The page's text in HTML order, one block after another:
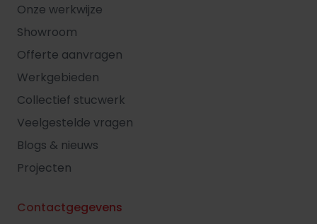
Onze werkwijze
Showroom
Offerte aanvragen
Werkgebieden
Collectief stucwerk
Veelgestelde vragen
Blogs & nieuws
Projecten
Contactgegevens